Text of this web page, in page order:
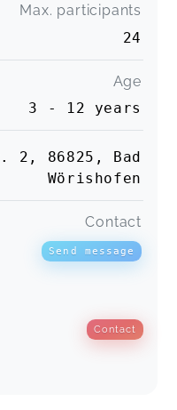
Max. participants
24
Age
3 - 12 years
2, 86825, Bad
Wörishofen
Contact
Send message
Contact